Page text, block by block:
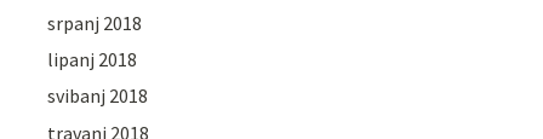
srpanj 2018
lipanj 2018
svibanj 2018
travanj 2018